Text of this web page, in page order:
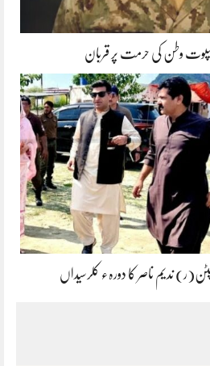
سپوت وطن کی حرمت پر قربان
ندیم ناصر کا دورہء کلرسیداں